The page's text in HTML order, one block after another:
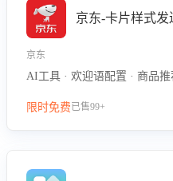
京东-卡片样式
京东
AI工具 · 欢迎语配置 · 商品推
限时免费已售99+